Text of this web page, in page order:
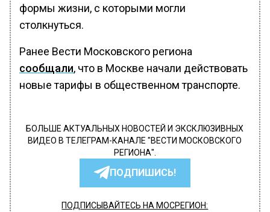
формы жизни, с которыми могли
столкнуться.
Ранее Вести Московского региона
сообщали, что в Москве начали действовать
новые тарифы в общественном транспорте.
БОЛЬШЕ АКТУАЛЬНЫХ НОВОСТЕЙ И ЭКСКЛЮЗИВНЫХ
ВИДЕО В ТЕЛЕГРАМ-КАНАЛЕ "ВЕСТИ МОСКОВСКОГО
РЕГИОНА".
ПОДПИШИСЬ!
ПОДПИСЫВАЙТЕСЬ НА МОСРЕГИОН: